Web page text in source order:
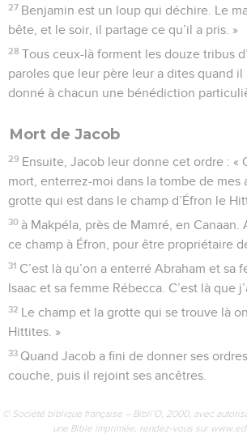
27 Benjamin est un loup qui déchire. Le
bête, et le soir, il partage ce qu’il a pris. »
28 Tous ceux-là forment les douze tribus
paroles que leur père leur a dites quand il
donné à chacun une bénédiction
Mort de Jacob
29 Ensuite, Jacob leur donne cet ordre : «
mort, enterrez-moi dans la tombe de mes
grotte qui est dans le champ d’Éfron le
30 à Makpéla, près de Mamré, en Canaan.
ce champ à Éfron, pour être propriétaire
31 C’est là qu’on a enterré Abraham et sa
Isaac et sa femme Rébecca. C’est là que
32 Le champ et la grotte qui se trouve là
Hittites. »
33 Quand Jacob a fini de donner ses
couche, puis il rejoint ses ancêtres.
© Société biblique française – Bibli’O, 2000, avec
une Bible imprimée, rendez-vous sur